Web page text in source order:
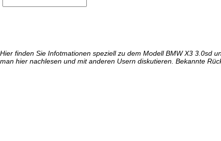
Hier finden Sie Infotmationen speziell zu dem Modell BMW X3 3.0sd
man hier nachlesen und mit anderen Usern diskutieren. Bekannte